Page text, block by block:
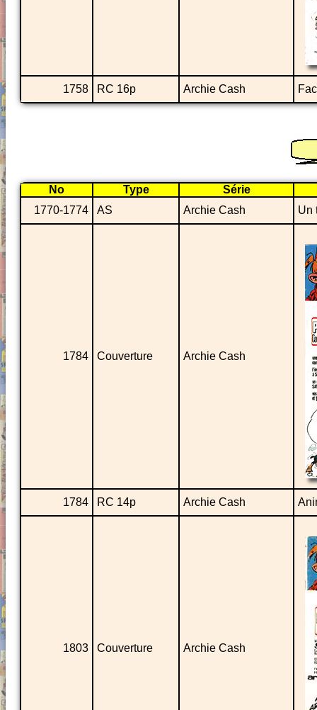
1758 RC 16p Archie Cash
No Type
Série
1770-1774
AS Archie Cash Un
1784 Couverture Archie Cash
1784 RC 14p Archie Cash
1803 Couverture Archie Cash